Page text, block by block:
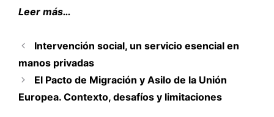
Leer más…
Intervención social, un servicio esencial en
manos privadas
El Pacto de Migración y Asilo de la Unión
Europea. Contexto, desafíos y limitaciones